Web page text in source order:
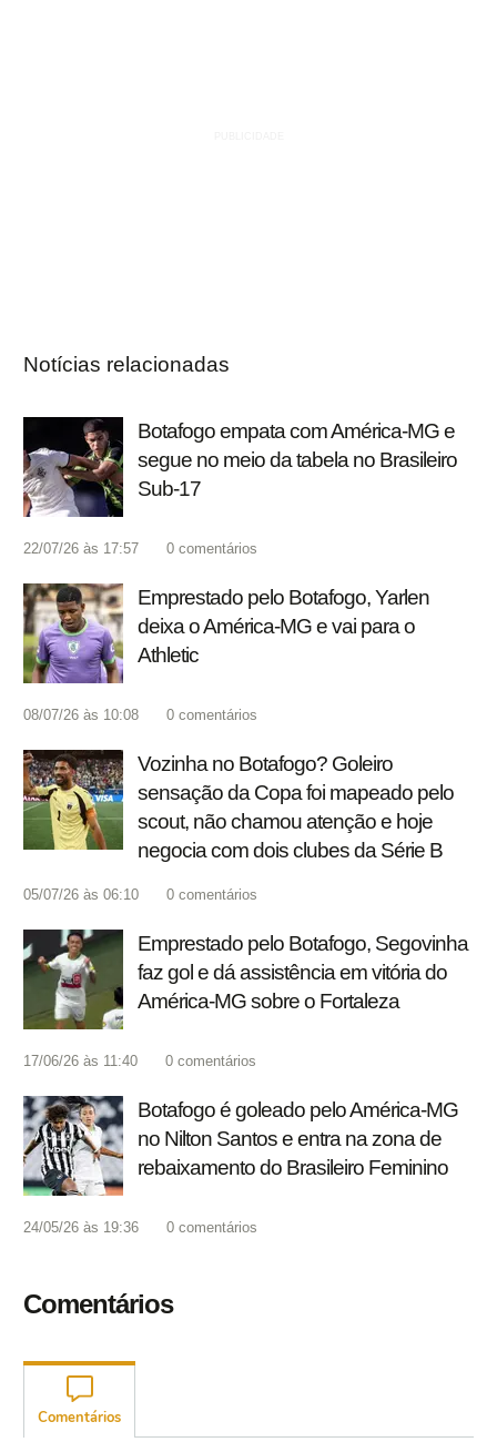
Notícias relacionadas
Botafogo empata com América-MG e
segue no meio da tabela no Brasileiro
Sub-17
22/07/26 às 17:57 0 comentários
Emprestado pelo Botafogo, Yarlen
deixa o América-MG e vai para o
Athletic
08/07/26 às 10:08 0 comentários
Vozinha no Botafogo? Goleiro
sensação da Copa foi mapeado pelo
scout, não chamou atenção e hoje
negocia com dois clubes da Série B
05/07/26 às 06:10 0 comentários
Emprestado pelo Botafogo, Segovinha
faz gol e dá assistência em vitória do
América-MG sobre o Fortaleza
17/06/26 às 11:40 0 comentários
Botafogo é goleado pelo América-MG
no Nilton Santos e entra na zona de
rebaixamento do Brasileiro Feminino
24/05/26 às 19:36 0 comentários
Comentários